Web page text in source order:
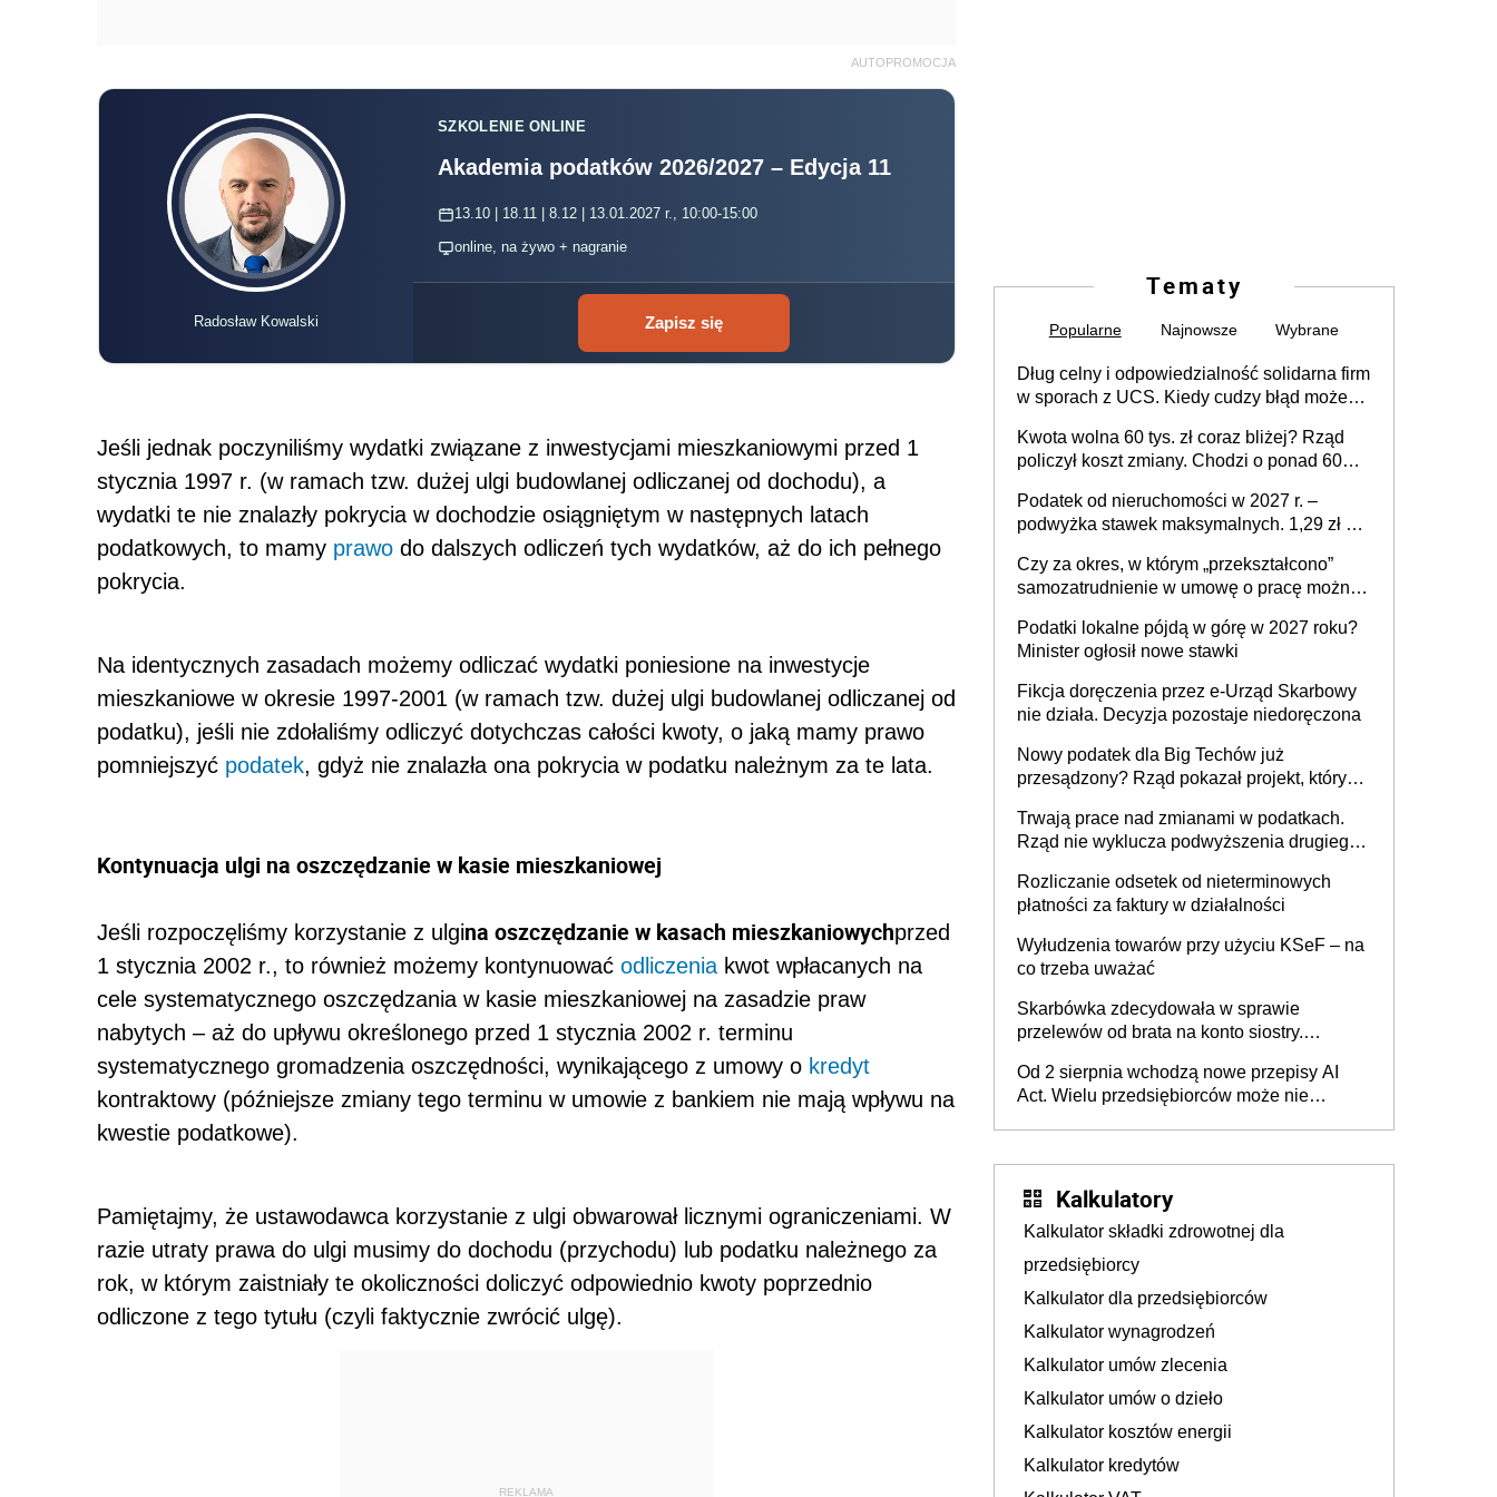
Jeśli jednak poczyniliśmy wydatki związane z inwestycjami mieszkaniowymi przed 1
stycznia 1997 r. (w ramach tzw. dużej ulgi budowlanej odliczanej od dochodu), a
wydatki te nie znalazły pokrycia w dochodzie osiągniętym w następnych latach
podatkowych, to mamyprawo
do dalszych odliczeń tych wydatków, aż do ich pełnego
Na identycznych zasadach możemy odliczać wydatki poniesione na inwestycje
pomniejszyć podatek , gdyż nie znalazła ona pokrycia w podatku należnym za te lata.
Kontynuacja ulgi na oszczędzanie w kasie mieszkaniowej
1 stycznia 2002 r., to również możemy kontynuować odliczeniakwot wpłacanych na
cele systematycznego oszczędzania w kasie mieszkaniowej na zasadzie praw
nabytych – aż do upływu określonego przed 1 stycznia 2002 r. terminu
systematycznego gromadzenia oszczędności, wynikającego z umowy okredyt
razie utraty prawa do ulgi musimy do dochodu (przychodu) lub podatku należnego za
rok, w którym zaistniały te okoliczności doliczyć odpowiednio kwoty poprzednio
odliczone z tego tytułu (czyli faktycznie zwrócić ulgę).
Tematy
Popularne Najnowsze Wybrane
Dług celny i odpowiedzialność solidarna firm
w sporach z UCS. Kiedy cudzy błąd może
Kwota wolna 60 tys. zł coraz bliżej? Rząd
policzył koszt zmiany. Chodzi o ponad 60
Podatek od nieruchomości w 2027 r. –
podwyżka stawek maksymalnych. 1,29 zł za
budynków i lokali związanych z
prowadzeniem działalności gospodarczej
Czy za okres, w którym „przekształcono”
samozatrudnienie w umowę o pracę można
umowy cywilnoprawnej jedynym
racjonalnym wyjściem
Podatki lokalne pójdą w górę w 2027 roku?
Minister ogłosił nowe stawki
Fikcja doręczenia przez e-Urząd Skarbowy
nie działa. Decyzja pozostaje niedoręczona
Nowy podatek dla Big Techów już
przesądzony? Rząd pokazał projekt, który
Trwają prace nad zmianami w podatkach.
Rząd nie wyklucza podwyższenia drugiego
Rozliczanie odsetek od nieterminowych
płatności za faktury w działalności
Wyłudzenia towarów przy użyciu KSeF – na
co trzeba uważać
Skarbówka zdecydowała w sprawie
przelewów od brata na konto siostry.
darowizna, ale podatku jednak nie będzie
Od 2 sierpnia wchodzą nowe przepisy AI
Act. Wielu przedsiębiorców może nie
Kalkulatory
Kalkulator składki zdrowotnej dla
przedsiębiorcy
Kalkulator dla przedsiębiorców
Kalkulator wynagrodzeń
Kalkulator umów zlecenia
Kalkulator umów o dzieło
Kalkulator kosztów energii
Kalkulator kredytów